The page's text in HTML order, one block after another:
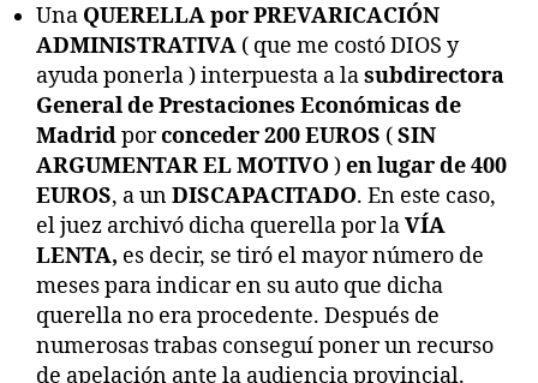
Una QUERELLA por PREVARICACIÓN
ADMINISTRATIVA ( que me costó DIOS y
ayuda ponerla ) interpuesta a lasubdirectora
General de Prestaciones Económicas de
Madridporconceder 200 EUROS (SIN
ARGUMENTAR EL MOTIVO)en lugar de 400
EUROS, a unDISCAPACITADO. En este caso,
el juez archivó dicha querella por laVÍA
LENTA, es decir, se tiró el mayor número de
meses para indicar en su auto que dicha
querella no era procedente. Después de
numerosas trabas conseguí poner un recurso
de apelación ante la audiencia provincial.